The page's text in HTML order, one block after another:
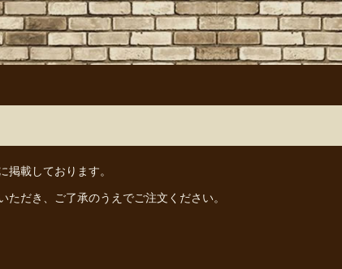
掲載しております。
ただき、ご了承のうえでご注文ください。